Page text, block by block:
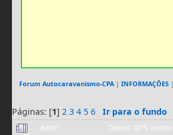
Forum Autocaravanismo-CPA| INFORMAÇÕES|
Páginas: [1] 2 3 4 5 6 Ir para o fundo
Autor Tópico: GPS: